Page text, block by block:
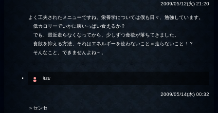
2009/05/12(火) 21:20
よく工夫されたメニューですね。栄養学については僕も日々、勉強しています。
低カロリーでいかに腹いっぱい食えるか？
でも、最近走らなくなってから、少しずつ食欲が落ちてきました。
食欲を抑える方法、それはエネルギーを使わないこと＝走らないこと！？
そんなこと、できませんよね～。
itsu
2009/05/14(木) 00:32
＞センセ